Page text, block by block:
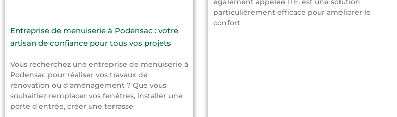
Entreprise de menuiserie à Podensac : votre
artisan de confiance pour tous vos projets
Vous recherchez une entreprise de menuiserie à
Podensac pour réaliser vos travaux de
rénovation ou d’aménagement ? Que vous
souhaitiez remplacer vos fenêtres, installer une
porte d’entrée, créer une terrasse
particulièrement efficace pour améliorer le
confort